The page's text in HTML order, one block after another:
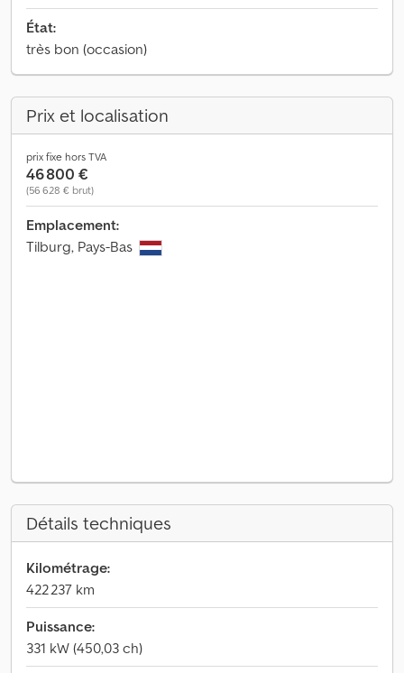
État:
très bon (occasion)
Prix et localisation
prix fixe hors TVA
46 800 €
(56 628 € brut)
Emplacement:
Tilburg, Pays-Bas
Détails techniques
Kilométrage:
422 237 km
Puissance:
331 kW (450,03 ch)